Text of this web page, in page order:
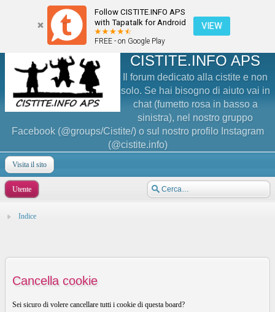
Follow CISTITE.INFO APS
with Tapatalk for Android
FREE - on Google Play
VIEW
CISTITE.INFO APS
Il forum dedicato alla cistite e non
solo. Se hai bisogno di aiuto vai in
chat (fumetto rosa in basso a
sinistra), nel nostro gruppo
Facebook (@groups/Cistite/) o sul nostro profilo Instagram
(@cistite.info)
Visita il sito
Utente
Indice
Cancella cookie
Sei sicuro di volere cancellare tutti i cookie di questa board?